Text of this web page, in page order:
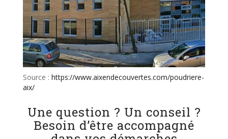
Source : https://www.aixendecouvertes.com/poudriere-
aix/
Une question ? Un conseil ?
Besoin d’être accompagné